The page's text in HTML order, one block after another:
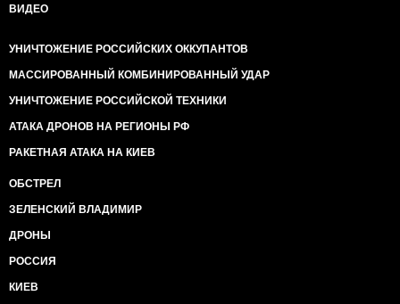
ВИДЕО
УНИЧТОЖЕНИЕ РОССИЙСКИХ ОККУПАНТОВ
МАССИРОВАННЫЙ КОМБИНИРОВАННЫЙ УДАР
УНИЧТОЖЕНИЕ РОССИЙСКОЙ ТЕХНИКИ
АТАКА ДРОНОВ НА РЕГИОНЫ РФ
РАКЕТНАЯ АТАКА НА КИЕВ
ОБСТРЕЛ
ЗЕЛЕНСКИЙ ВЛАДИМИР
ДРОНЫ
РОССИЯ
КИЕВ